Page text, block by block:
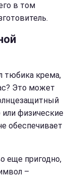
в том
тюбика крема,
Это может
или физические
обеспечивает
еще пригодно,
–